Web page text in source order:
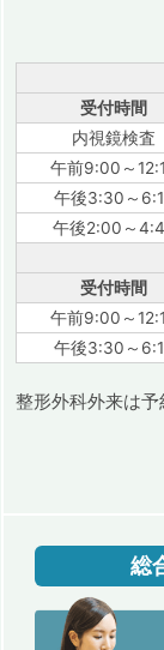
受付時間
内視鏡検査
午前9:00～
午後3:30～
午後2:00～
受付時間
午前9:00～
午後3:30～
整形外科外来は
総